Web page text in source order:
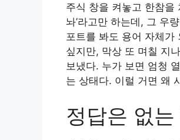
주식 창을 켜놓고 한참을
놔’라고만 하는데, 그 우
포트를 봐도 용어 자체
싶지만, 막상 또 며칠 지
보냈다. 누가 보면 엄청
는 상태다. 이럴 거면 왜
정답은 없